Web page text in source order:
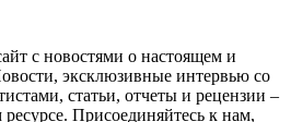
с новостями о настоящем и
эксклюзивные интервью со
статьи, отчеты и рецензии –
Присоединяйтесь к нам,